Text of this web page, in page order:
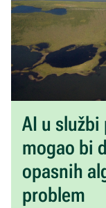
AI u
mogao bi
opasnih
problem